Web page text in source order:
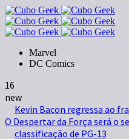
Marvel
DC Comics
16
new
Kevin Bacon regressa ao
O Despertar da Força será o
classificação de PG-13